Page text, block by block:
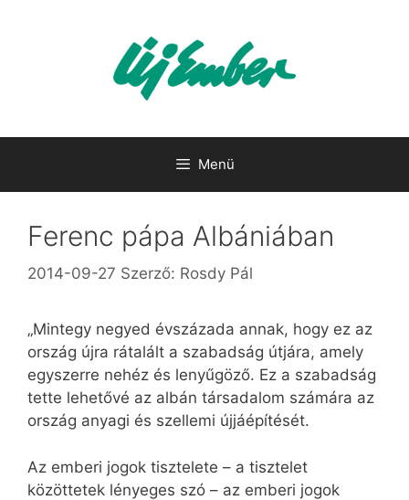
Menü
Ferenc pápa Albániában
2014-09-27 Szerző: Rosdy Pál
„Mintegy negyed évszázada annak, hogy ez az
ország újra rátalált a szabadság útjára, amely
egyszerre nehéz és lenyűgöző. Ez a szabadság
tette lehetővé az albán társadalom számára az
ország anyagi és szellemi újjáépítését.
Az emberi jogok tisztelete – a tisztelet
közöttetek lényeges szó – az emberi jogok